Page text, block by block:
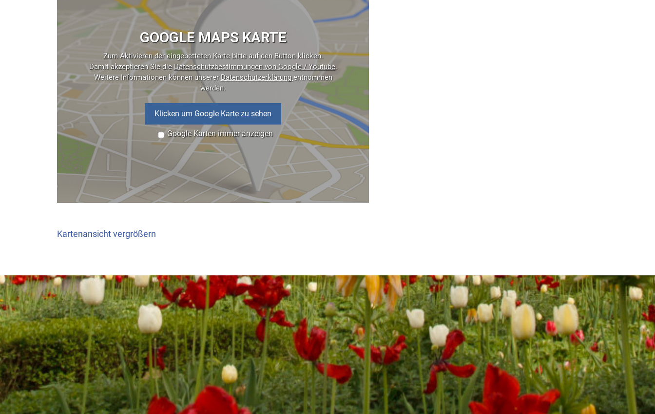
GOOGLE MAPS KARTE
Zum Aktivieren der eingebetteten Karte bitte auf den Button klicken.
Damit akzeptieren Sie die Datenschutzbestimmungen von Google / Youtube.
Weitere Informationen können unserer Datenschutzerklärungentnommen
werden.
Klicken um Google Karte zu sehen
Google Karten immer anzeigen
Kartenansicht vergrößern